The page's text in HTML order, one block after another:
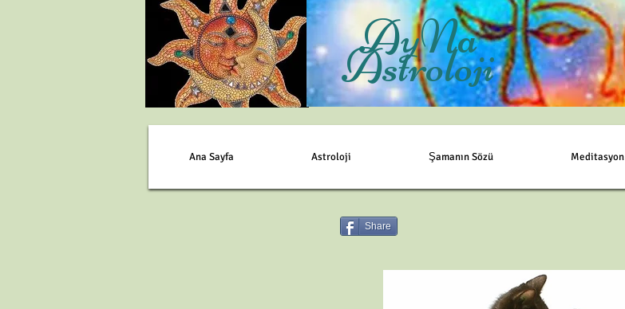
AyNa
Astroloji
Share
Ana Sayfa Astroloji Şamanın Sözü Meditasyon